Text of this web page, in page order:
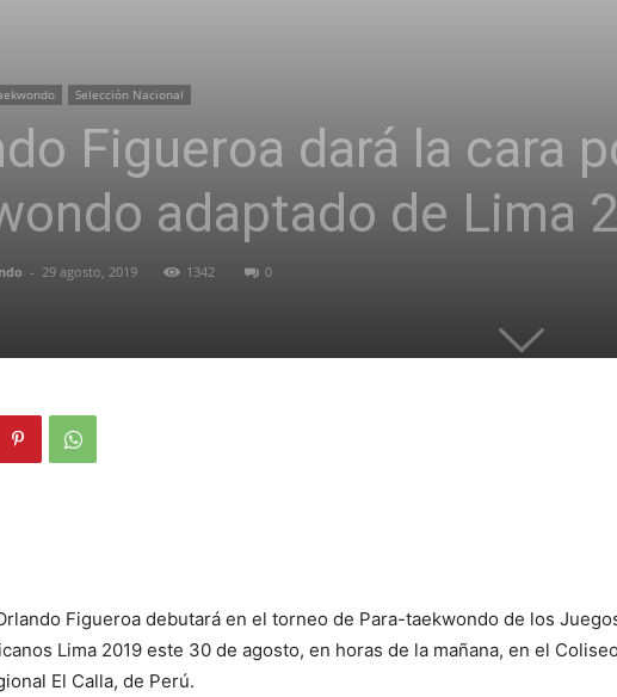
Selección Nacional
Figueroa dará la cara
adaptado de Lima
- 29 agosto, 2019 1342 0
Figueroa debutará en el torneo de Para-taekwondo de los
Lima 2019 este 30 de agosto, en horas de la mañana, en el
El Calla, de Perú.